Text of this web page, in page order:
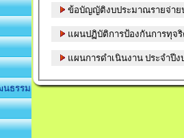
นธรรม
ข้อบัญญัติงบประมาณรายจ่าย
แผนการดำเนิน